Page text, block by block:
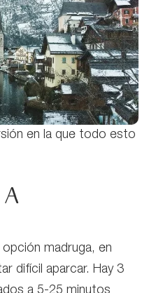
en la que todo esto
madruga, en
difícil aparcar. Hay 3